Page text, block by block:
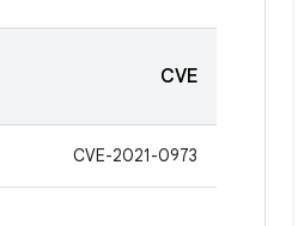
CVE
CVE-2021-0973